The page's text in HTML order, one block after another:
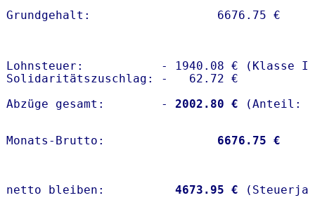
Lohnsteuer:           - 1940.08 € (Klasse I)
Solidaritätszuschlag: -   62.72 €
Abzüge gesamt:        -
2002.80 €
Monats-Brutto: 6676.75 €
netto bleiben: 4673.95 €